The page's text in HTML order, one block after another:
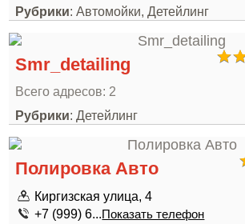
Рубрики: Автомойки, Детейлинг
Smr_detailing
Всего адресов: 2
Рубрики: Детейлинг
Полировка Авто
Киргизская улица, 4
+7 (999) 6...Показать телефон